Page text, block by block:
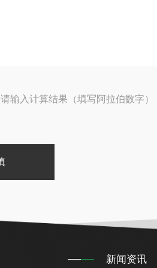
请输入计算结果（填写阿拉伯数字）
新闻资讯